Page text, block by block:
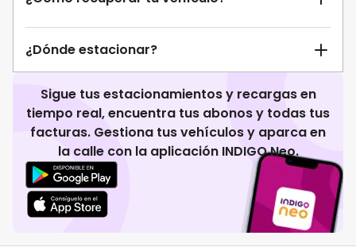
¿Dónde estacionar?
Sigue tus estacionamientos y recargas en
tiempo real, encuentra tus abonos y todas tus
facturas. Gestiona tus vehículos y aparca en
la calle con la aplicación INDIGO Neo.